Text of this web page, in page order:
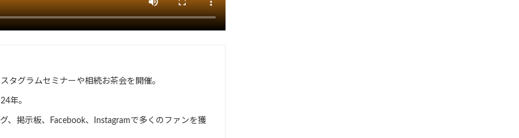
タグラムセミナーや相続お茶会を開催。
年。
、掲示板、Facebook、Instagramで多くのファンを獲